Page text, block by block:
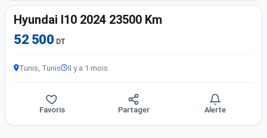
Hyundai I10 2024 23500 Km
52 500 DT
Tunis, Tunis Il y a 1 mois
Favoris Partager Alerte